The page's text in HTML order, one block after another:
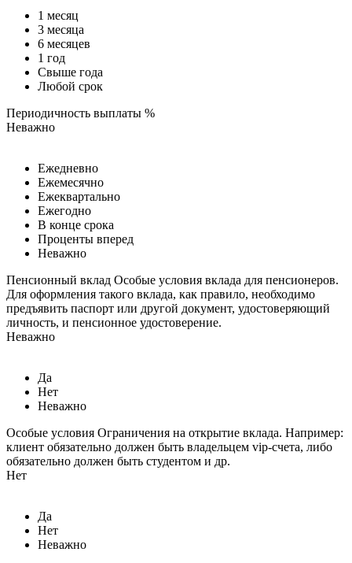
1 месяц
3 месяца
6 месяцев
1 год
Свыше года
Любой срок
Периодичность выплаты %
Неважно
Ежедневно
Ежемесячно
Ежеквартально
Ежегодно
В конце срока
Проценты вперед
Неважно
Пенсионный вклад Особые условия вклада для пенсионеров.
Для оформления такого вклада, как правило, необходимо
предъявить паспорт или другой документ, удостоверяющий
личность, и пенсионное удостоверение.
Неважно
Да
Нет
Неважно
Особые условия Ограничения на открытие вклада. Например:
клиент обязательно должен быть владельцем vip-счета, либо
обязательно должен быть студентом и др.
Нет
Да
Нет
Неважно